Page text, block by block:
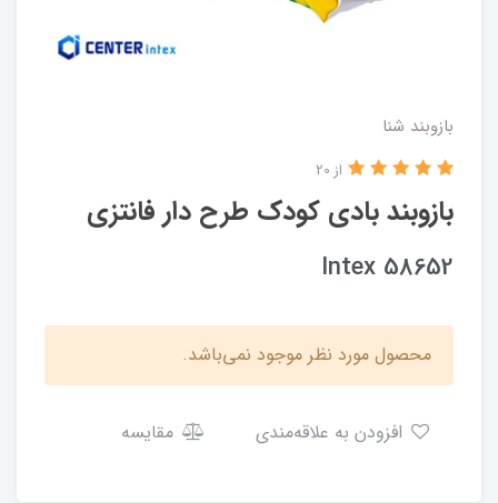
بازوبند شنا
بازوبند بادی کودک طرح دار فانتزی
از 20
Intex 58652
محصول مورد نظر موجود نمی‌باشد.
مقایسه